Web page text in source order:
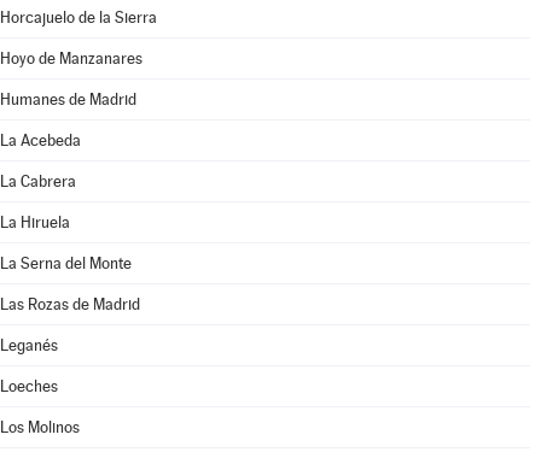
Horcajuelo de la Sierra
Hoyo de Manzanares
Humanes de Madrid
La Acebeda
La Cabrera
La Hiruela
La Serna del Monte
Las Rozas de Madrid
Leganés
Loeches
Los Molinos